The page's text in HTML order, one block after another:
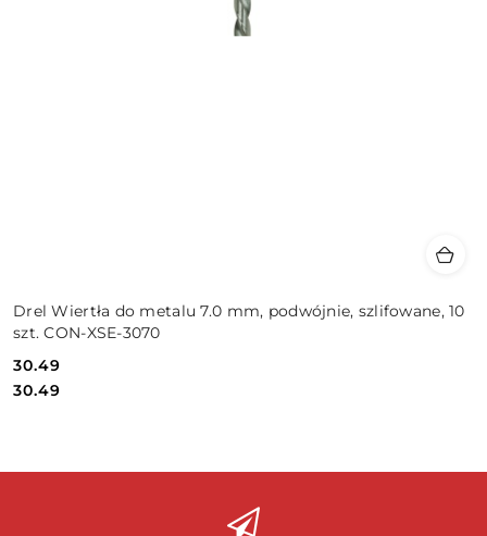
Drel Wiertła do metalu 7.0 mm, podwójnie, szlifowane, 10
szt. CON-XSE-3070
Cena:
30.49
Cena:
30.49